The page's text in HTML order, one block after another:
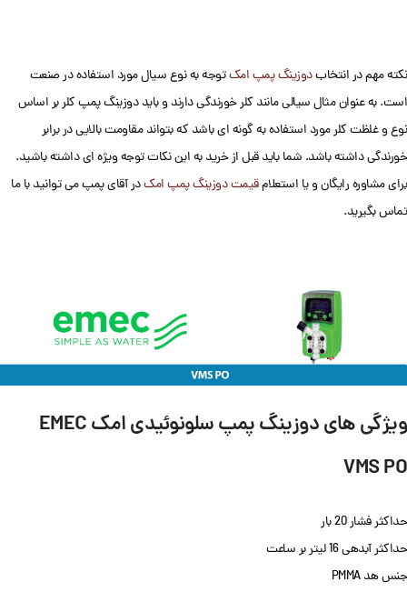
نکته مهم در انتخابدوزینگ پمپ امکتوجه به نوع سیال مورد استفاده در صنعت
است. به عنوان مثال سیالی مانند کلر خورندگی دارند و باید دوزینگ پمپ کلر بر اساس
نوع و غلظت کلر مورد استفاده به گونه ای باشد که بتواند مقاومت بالایی در برابر
خورندگی داشته باشد. شما باید قبل از خرید به این نکات توجه ویژه ای داشته باشید.
برای مشاوره رایگان و یا استعلامقیمت دوزینگ پمپ امکدر آقای پمپ می توانید با ما
تماس بگیرید.
ویژگی های دوزینگ پمپ سلونوئیدی امک EMEC
VMS PO
حداکثر فشار 20 بار
حداکثر آبدهی 16 لیتر بر ساعت
جنس هد PMMA